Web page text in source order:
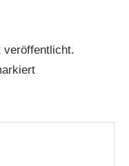
veröffentlicht.